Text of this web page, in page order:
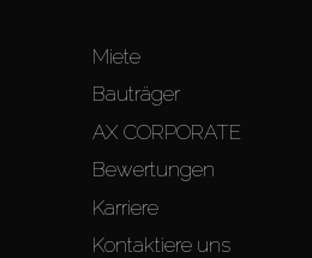
Miete
Bauträger
AX CORPORATE
Bewertungen
Karriere
Kontaktiere uns